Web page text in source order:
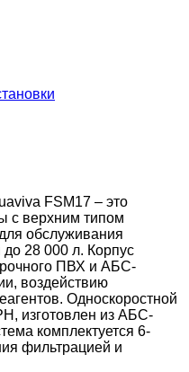
FSM17 – это
с верхним типом
обслуживания
28 000 л. Корпус
ПВХ и АБС-
воздействию
Односкоростной
изготовлен из АБС-
комплектуется 6-
фильтрацией и